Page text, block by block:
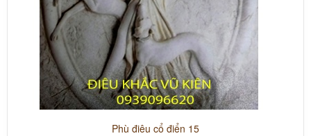
Phù điêu cổ điển 15